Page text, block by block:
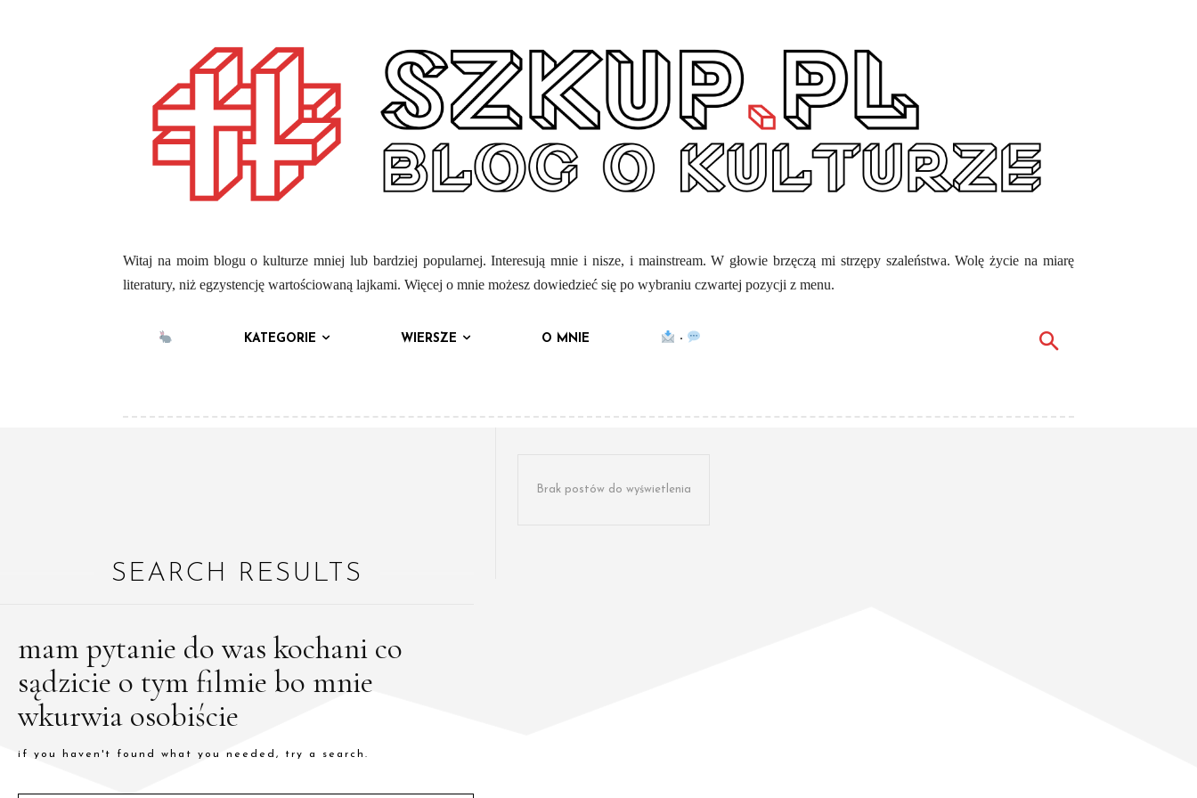
Witaj na moim blogu o kulturze mniej lub bardziej popularnej. Interesują mnie i nisze, i mainstream. W głowie brzęczą mi strzępy szaleństwa. Wolę życie na miarę
literatury, niż egzystencję wartościowaną lajkami. Więcej o mnie możesz dowiedzieć się po wybraniu czwartej pozycji z menu.
KATEGORIE WIERSZE O MNIE ·
SEARCH RESULTS
mam pytanie do was kochani co
sądzicie o tym filmie bo mnie
wkurwia osobiście
if you haven't found what you needed, try a search.
Brak postów do wyświetlenia